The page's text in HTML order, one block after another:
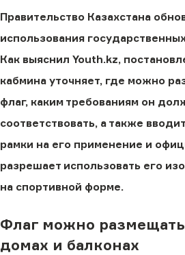
Правительство Казахстана
использования
Как выяснил Youth.kz,
кабмина уточняет, где можно
флаг, каким требованиям он
соответствовать, а также
рамки на его применение и
разрешает использовать его
на спортивной форме.
Флаг можно
домах и балконах